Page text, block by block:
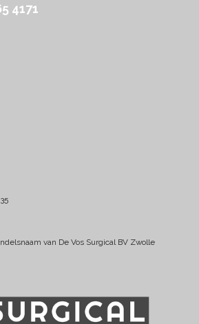
4171
van De Vos Surgical BV Zwolle